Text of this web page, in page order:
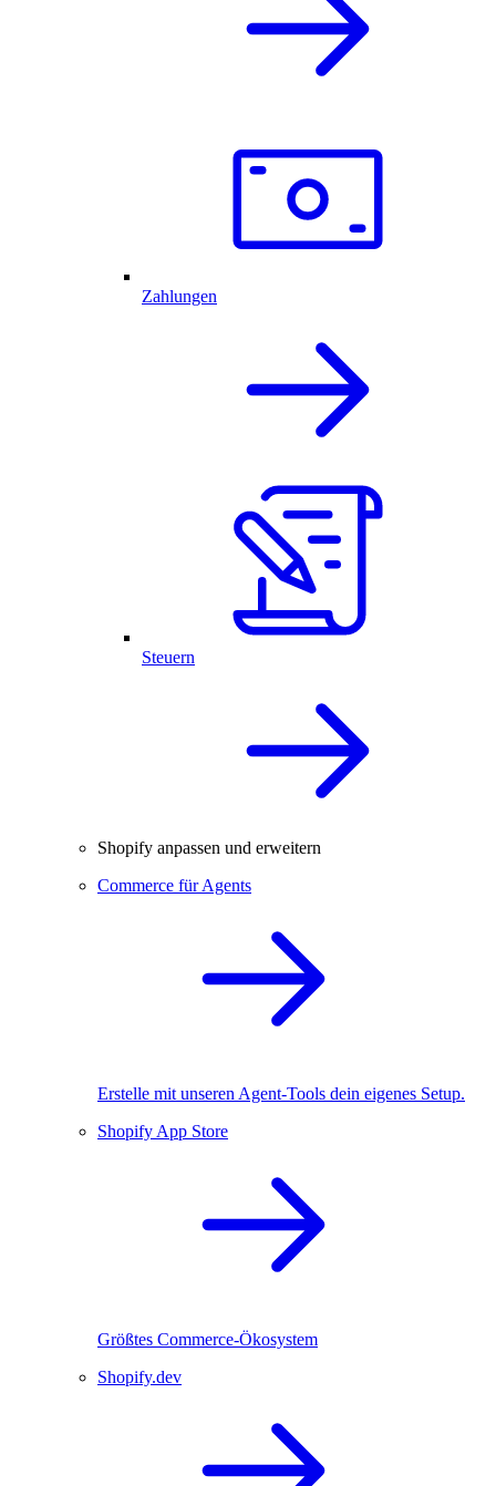
Zahlungen
Steuern
Shopify anpassen und erweitern
Commerce für Agents
Erstelle mit unseren Agent-Tools dein eigenes Setup.
Shopify App Store
Größtes Commerce-Ökosystem
Shopify.dev